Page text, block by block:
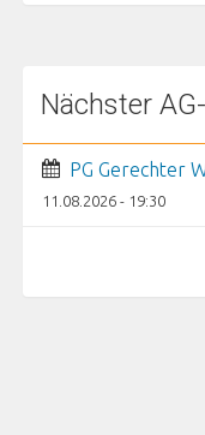
Nächster
PG Gerechter
11.08.2026 - 19:30